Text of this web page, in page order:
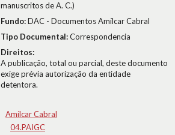
manuscritos de A. C.)
Fundo:DAC - Documentos Amílcar Cabral
Tipo Documental:Correspondencia
Direitos:
A publicação, total ou parcial, deste documento
exige prévia autorização da entidade
detentora.
Amílcar Cabral
04.PAIGC